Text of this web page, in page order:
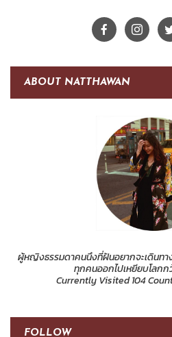
ABOUT NATTHAWAN
ผู้หญิงธรรมดาคนนึงที่ฝันอยากจะเดินทาง
ทุกคนออกไปเหยียบโลก
Currently Visited 104
FOLLOW